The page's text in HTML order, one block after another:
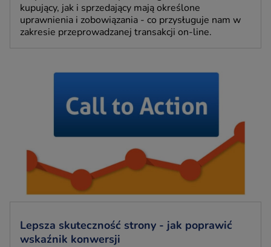
kupujący, jak i sprzedający mają określone
uprawnienia i zobowiązania - co przysługuje nam w
zakresie przeprowadzanej transakcji on-line.
Lepsza skuteczność strony - jak poprawić
wskaźnik konwersji